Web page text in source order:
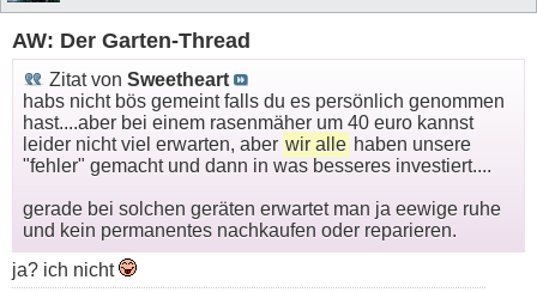
AW: Der Garten-Thread
Zitat von Sweetheart
habs nicht bös gemeint falls du es persönlich genommen
hast....aber bei einem rasenmäher um 40 euro kannst
leider nicht viel erwarten, aber wir alle haben unsere
"fehler" gemacht und dann in was besseres investiert....
gerade bei solchen geräten erwartet man ja eewige ruhe
und kein permanentes nachkaufen oder reparieren.
ja? ich nicht